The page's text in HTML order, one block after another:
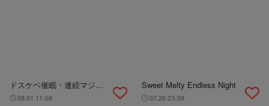
ドスケベ催眠・連続マジイ
キパコパコ生ハメ兄弟合法
08.01 11:59
Sweet Melty Endless Night
07.28 23:59